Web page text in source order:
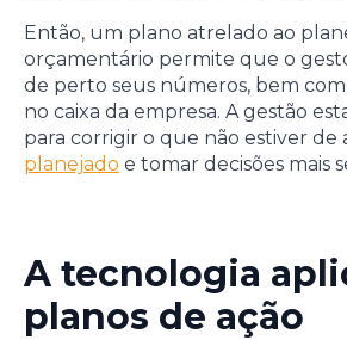
Então, um plano atrelado ao
orçamentário permite que o
de perto seus números, bem
no caixa da empresa. A gestão
para corrigir o que não estiver de
planejado e tomar decisões mais
A tecnologia
planos de ação